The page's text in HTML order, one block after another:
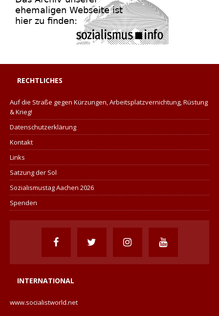
RECHTLICHES
Auf die Straße gegen Kürzungen, Arbeitsplatzvernichtung, Rüstung
& Krieg!
Datenschutzerklärung
Kontakt
Links
Satzung der Sol
Sozialismustag Aachen 2026
Spenden
INTERNATIONAL
www.socialistworld.net